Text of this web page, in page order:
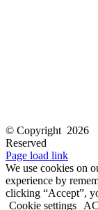
© Copyright 2026
Reserved
Facebook
Instagram
YouTube
LinkedIn
X
Page load link
We use cookies on
experience by
clicking “Accept”,
Cookie settings